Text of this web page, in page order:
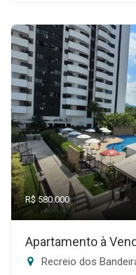
R$ 580.000
Apartamento à
Recreio dos